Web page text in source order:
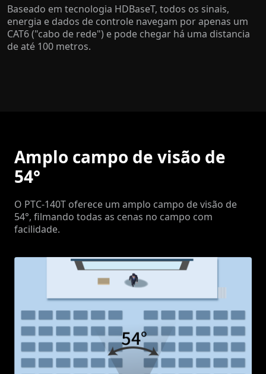
Baseado em tecnologia HDBaseT, todos os sinais,
energia e dados de controle navegam por apenas um
CAT6 ("cabo de rede") e pode chegar há uma distancia
de até 100 metros.
Amplo campo de visão de
54°
O PTC-140T oferece um amplo campo de visão de
54°, filmando todas as cenas no campo com
facilidade.